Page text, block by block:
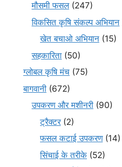
मौसमी फसल(247)
विकसित कृषि संकल्प अभियान
खेत बचाओ अभियान (15)
सहकारिता (50)
ग्लोबल कृषि मंच (75)
बागवानी (672)
उपकरण और मशीनरी (90)
ट्रैक्टर(2)
फसल कटाई उपकरण(14)
सिंचाई के तरीके (52)